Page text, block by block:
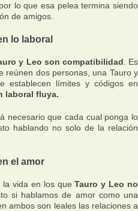
lo que esa pelea termina siendo
de amigos.
lo laboral
y Leo son compatibilidad . Es
reúnen dos personas, una Tauro y
establecen límites y códigos en
laboral fluya.
necesario que cada cual ponga lo
hablando no solo de la relación
el amor
la vida en los queTauro y Leo no
si hablamos de amor como una
ambos son leales las relaciones a